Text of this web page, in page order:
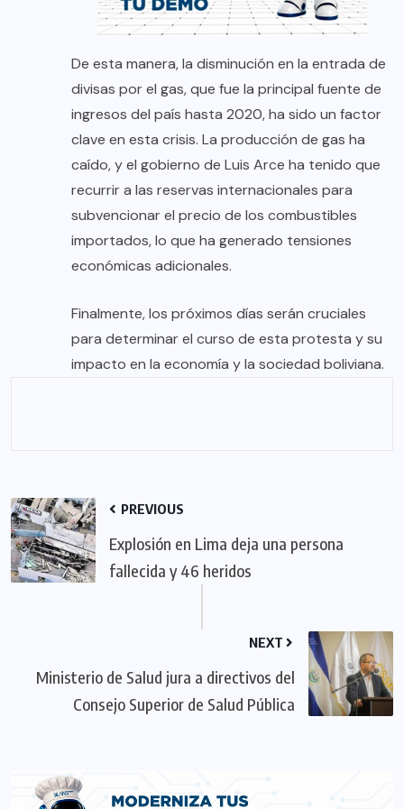
De esta manera, la disminución en la entrada de
divisas por el gas, que fue la principal fuente de
ingresos del país hasta 2020, ha sido un factor
clave en esta crisis. La producción de gas ha
caído, y el gobierno de Luis Arce ha tenido que
recurrir a las reservas internacionales para
subvencionar el precio de los combustibles
importados, lo que ha generado tensiones
económicas adicionales.
Finalmente, los próximos días serán cruciales
para determinar el curso de esta protesta y su
impacto en la economía y la sociedad boliviana.
PREVIOUS
Explosión en Lima deja una persona
fallecida y 46 heridos
NEXT
Ministerio de Salud jura a directivos del
Consejo Superior de Salud Pública